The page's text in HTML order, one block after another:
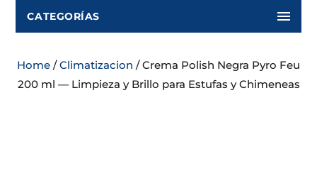
CATEGORÍAS
Home /Climatizacion / Crema Polish Negra Pyro Feu
200 ml — Limpieza y Brillo para Estufas y Chimeneas